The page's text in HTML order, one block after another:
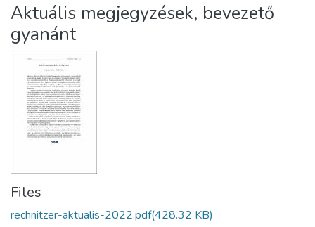
Aktuális megjegyzések, bevezető
gyanánt
Files
rechnitzer-aktualis-2022.pdf(428.32 KB)